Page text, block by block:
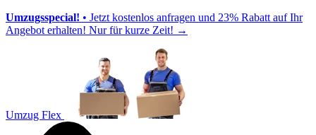
Umzugsspecial! • Jetzt kostenlos anfragen und 23% Rabatt auf Ihr
Angebot erhalten! Nur für kurze Zeit! →
Umzug Flex